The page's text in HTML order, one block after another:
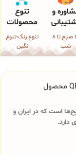
و
10 صبح تا 8
شب
تنوع
محصولات
تنوع رنگ-تنوع
نگین
است که در ایران و
دارد.